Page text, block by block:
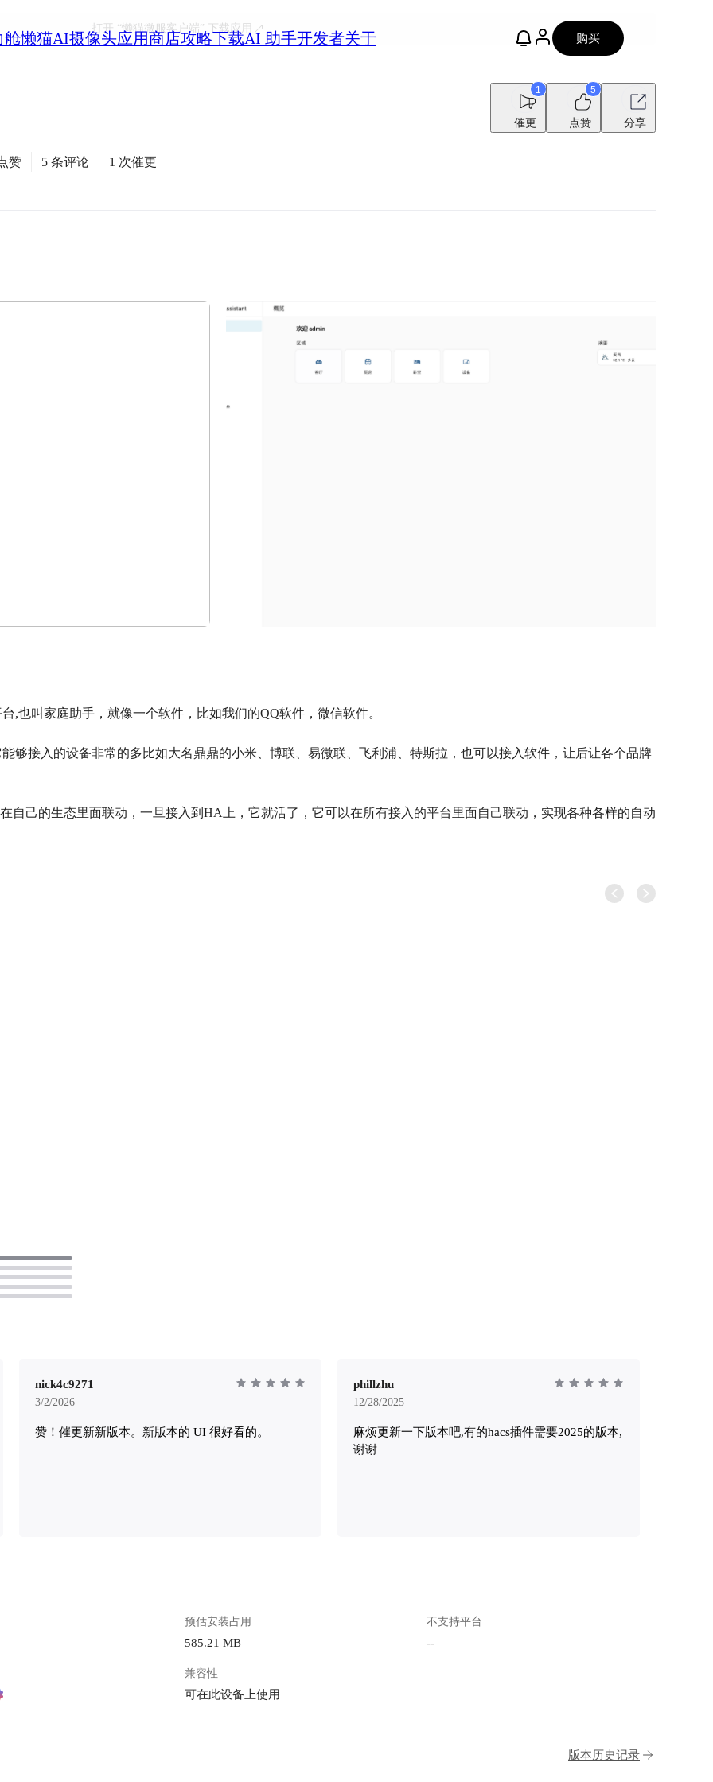
舱懒猫AI摄像头应用商店攻略下载AI 助手开发者关于 购买
打开 “懒猫微服客户端”下载应用
1
催更
5
点赞 分享
赞 5 条评论 1 次催更
,也叫家庭助手，就像一个软件，比如我们的QQ软件，微信软件。
够接入的设备非常的多比如大名鼎鼎的小米、博联、易微联、飞利浦、特斯拉，也可以接入软件，让后让各个品牌
自己的生态里面联动，一旦接入到HA上，它就活了，它可以在所有接入的平台里面自己联动，实现各种各样的自动
nick4c9271
3/2/2026
赞！催更新新版本。新版本的 UI 很好看的。
phillzhu
12/28/2025
麻烦更新一下版本吧,有的hacs插件需要2025的版本,
谢谢
预估安装占用
585.21 MB
不支持平台
--
兼容性
可在此设备上使用
版本历史记录